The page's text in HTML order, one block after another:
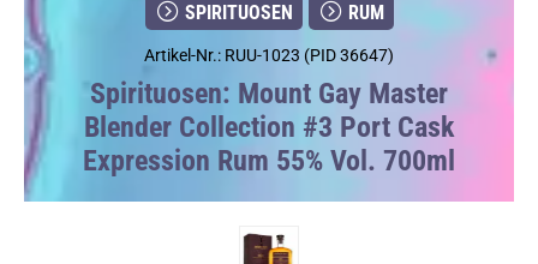
SPIRITUOSEN RUM
Artikel-Nr.: RUU-1023 (PID 36647)
Spirituosen: Mount Gay Master
Blender Collection #3 Port Cask
Expression Rum 55% Vol. 700ml